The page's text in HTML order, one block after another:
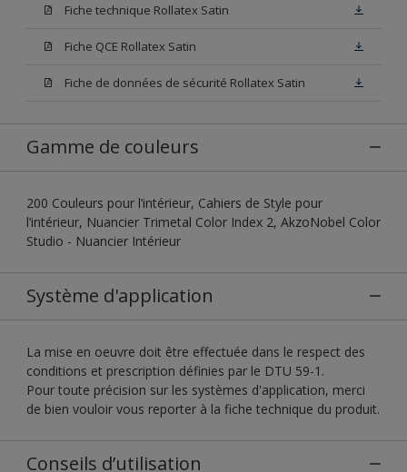
Fiche technique Rollatex Satin
Fiche QCE Rollatex Satin
Fiche de données de sécurité Rollatex Satin
Gamme de couleurs
200 Couleurs pour l’intérieur, Cahiers de Style pour
l’intérieur, Nuancier Trimetal Color Index 2, AkzoNobel Color
Studio - Nuancier Intérieur
Système d'application
La mise en oeuvre doit être effectuée dans le respect des
conditions et prescription définies par le DTU 59-1.
Pour toute précision sur les systèmes d'application, merci
de bien vouloir vous reporter à la fiche technique du produit.
Conseils d’utilisation